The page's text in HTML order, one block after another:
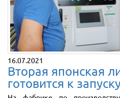
16.07.2021
Вторая японская
готовится к